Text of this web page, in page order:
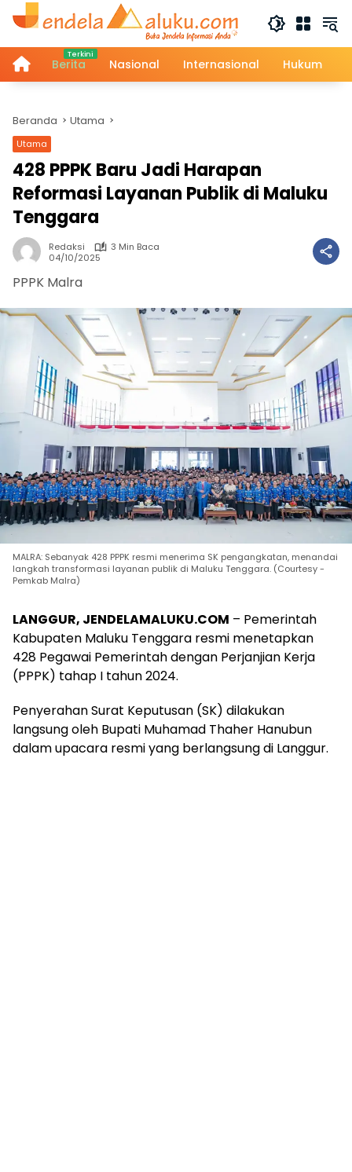
Langsung
HomeBerita Nasional Internasional Hukum
Beranda Utama
Utama
428 PPPK Baru Jadi Harapan
Reformasi Layanan Publik di Maluku
Tenggara
Redaksi
3 Min Baca
04/10/2025
PPPK Malra
MALRA: Sebanyak 428 PPPK resmi menerima SK pengangkatan, menandai
langkah transformasi layanan publik di Maluku Tenggara. (Courtesy -
Pemkab Malra)
LANGGUR, JENDELAMALUKU.COM – Pemerintah
Kabupaten Maluku Tenggara resmi menetapkan
428 Pegawai Pemerintah dengan Perjanjian Kerja
(PPPK) tahap I tahun 2024.
Penyerahan Surat Keputusan (SK) dilakukan
langsung oleh Bupati Muhamad Thaher Hanubun
dalam upacara resmi yang berlangsung di Langgur.